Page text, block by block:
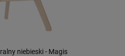
niebieski - Magis